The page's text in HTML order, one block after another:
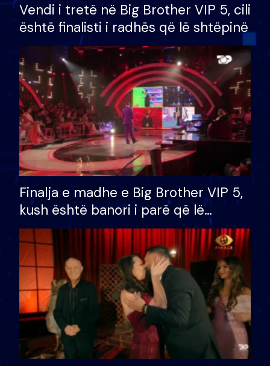
Vendi i tretë në Big Brother VIP 5, cili
është finalisti i radhës që lë shtëpinë
Finalja e madhe e Big Brother VIP 5,
kush është banori i parë që lë
shtëpinë dhe humb mundësinë për
të fituar çmimin e madh